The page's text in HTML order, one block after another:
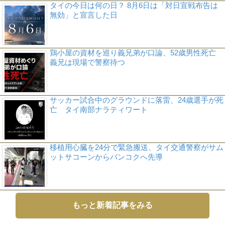
タイの今日は何の日？ 8月6日は「対日宣戦布告は
無効」と宣言した日
鶏小屋の資材を巡り義兄弟が口論、52歳男性死亡
義兄は現場で警察待つ
サッカー試合中のグラウンドに落雷、24歳選手が死
亡 タイ南部ナラティワート
移植用心臓を24分で緊急搬送、タイ交通警察がサム
ットサコーンからバンコクへ先導
もっと新着記事をみる